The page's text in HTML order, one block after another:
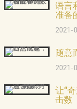
语言
准备
2021-
随意
2021-
让“
击数